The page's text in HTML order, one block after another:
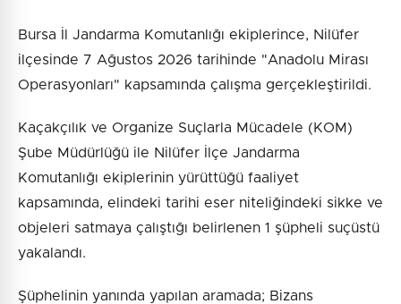
Bursa İl Jandarma Komutanlığı ekiplerince, Nilüfer
ilçesinde 7 Ağustos 2026 tarihinde "Anadolu Mirası
Operasyonları" kapsamında çalışma gerçekleştirildi.
Kaçakçılık ve Organize Suçlarla Mücadele (KOM)
Şube Müdürlüğü ile Nilüfer İlçe Jandarma
Komutanlığı ekiplerinin yürüttüğü faaliyet
kapsamında, elindeki tarihi eser niteliğindeki sikke ve
objeleri satmaya çalıştığı belirlenen 1 şüpheli suçüstü
yakalandı.
Şüphelinin yanında yapılan aramada; Bizans